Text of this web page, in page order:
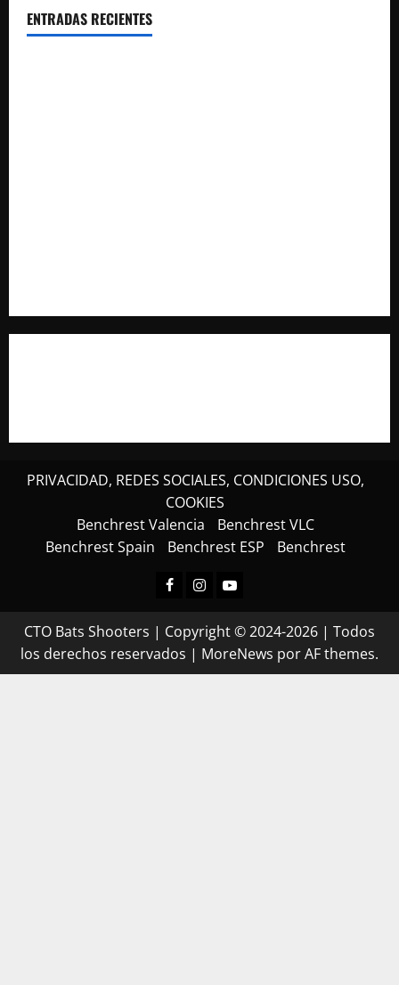
ENTRADAS RECIENTES
PRIVACIDAD, REDES SOCIALES, CONDICIONES USO,
COOKIES
Benchrest Valencia
Benchrest VLC
Benchrest Spain
Benchrest ESP Benchrest
Facebook
Instagram
Youtube
CTO Bats Shooters | Copyright © 2024-2026 | Todos
los derechos reservados | MoreNews por AF themes.